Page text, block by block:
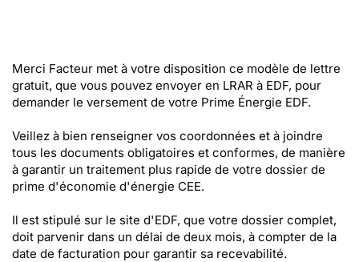
Merci Facteur met à votre disposition ce modèle de lettre
gratuit, que vous pouvez envoyer en LRAR à EDF, pour
demander le versement de votre Prime Énergie EDF.
Veillez à bien renseigner vos coordonnées et à joindre
tous les documents obligatoires et conformes, de manière
à garantir un traitement plus rapide de votre dossier de
prime d'économie d'énergie CEE.
Il est stipulé sur le site d'EDF, que votre dossier complet,
doit parvenir dans un délai de deux mois, à compter de la
date de facturation pour garantir sa recevabilité.